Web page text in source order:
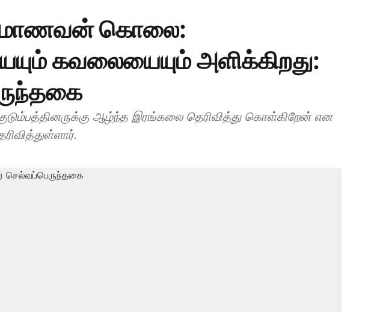
மாணவன் கொலை:
கவலையையும் அளிக்கிறது:
குடும்பத்தினருக்கு ஆழ்ந்த இரங்கலை தெரிவித்து கொள்கிறேன் என